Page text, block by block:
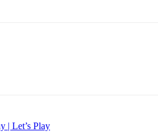
| Let’s Play